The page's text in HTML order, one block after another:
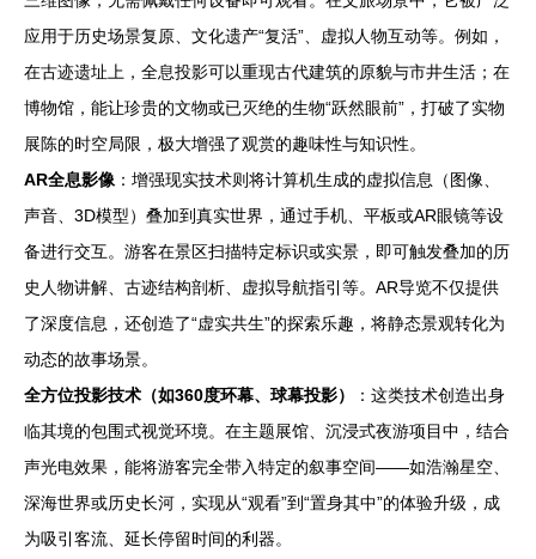
应用于历史场景复原、文化遗产“复活”、虚拟人物互动等。例如，
在古迹遗址上，全息投影可以重现古代建筑的原貌与市井生活；在
博物馆，能让珍贵的文物或已灭绝的生物“跃然眼前”，打破了实物
展陈的时空局限，极大增强了观赏的趣味性与知识性。
AR全息影像 ：增强现实技术则将计算机生成的虚拟信息（图像、
声音、3D模型）叠加到真实世界，通过手机、平板或AR眼镜等设
备进行交互。游客在景区扫描特定标识或实景，即可触发叠加的历
史人物讲解、古迹结构剖析、虚拟导航指引等。AR导览不仅提供
了深度信息，还创造了“虚实共生”的探索乐趣，将静态景观转化为
动态的故事场景。
全方位投影技术（如360度环幕、球幕投影）
：这类技术创造出身
临其境的包围式视觉环境。在主题展馆、沉浸式夜游项目中，结合
声光电效果，能将游客完全带入特定的叙事空间——如浩瀚星空、
深海世界或历史长河，实现从“观看”到“置身其中”的体验升级，成
为吸引客流、延长停留时间的利器。